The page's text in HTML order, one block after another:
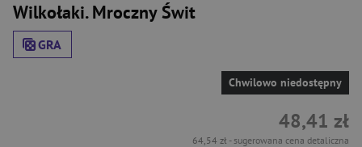
Wilkołaki. Mroczny Świt
GRA
Chwilowo niedostępny
48,41 zł
64,54 zł - sugerowana cena detaliczna